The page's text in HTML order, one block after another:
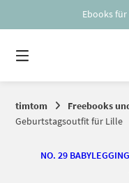
Ebooks
timtom Freebooks
Geburtstagsoutfit für Lille
NO. 29